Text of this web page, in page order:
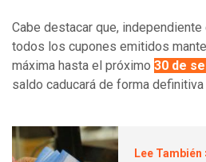
Cabe destacar que,
todos los cupones emitidos
máxima hasta el próximo 30 de
saldo caducará de forma
Lee También